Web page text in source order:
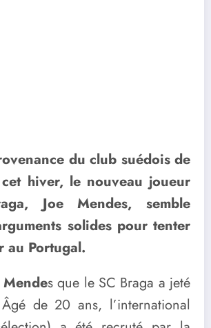
du club suédois de
cet hiver, le nouveau joueur
Joe Mendes, semble
solides pour tenter
au Portugal.
Mendes que le SC Braga a jeté
de 20 ans, l’international